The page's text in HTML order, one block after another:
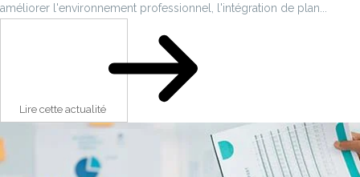
améliorer l'environnement professionnel, l'intégration de plan...
Lire cette actualité